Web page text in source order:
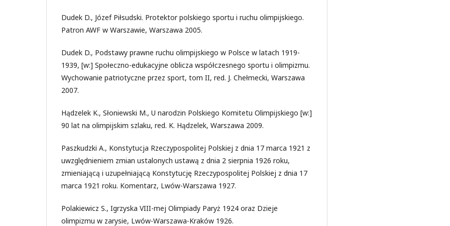
Dudek D., Józef Piłsudski. Protektor polskiego sportu i ruchu olimpijskiego.
Patron AWF w Warszawie, Warszawa 2005.
Dudek D., Podstawy prawne ruchu olimpijskiego w Polsce w latach 1919-
1939, [w:] Społeczno-edukacyjne oblicza współczesnego sportu i olimpizmu.
Wychowanie patriotyczne przez sport, tom II, red. J. Chełmecki, Warszawa
2007.
Hądzelek K., Słoniewski M., U narodzin Polskiego Komitetu Olimpijskiego [w:]
90 lat na olimpijskim szlaku, red. K. Hądzelek, Warszawa 2009.
Paszkudzki A., Konstytucja Rzeczypospolitej Polskiej z dnia 17 marca 1921 z
uwzględnieniem zmian ustalonych ustawą z dnia 2 sierpnia 1926 roku,
zmieniającą i uzupełniającą Konstytucję Rzeczypospolitej Polskiej z dnia 17
marca 1921 roku. Komentarz, Lwów-Warszawa 1927.
Polakiewicz S., Igrzyska VIII-mej Olimpiady Paryż 1924 oraz Dzieje
olimpizmu w zarysie, Lwów-Warszawa-Kraków 1926.